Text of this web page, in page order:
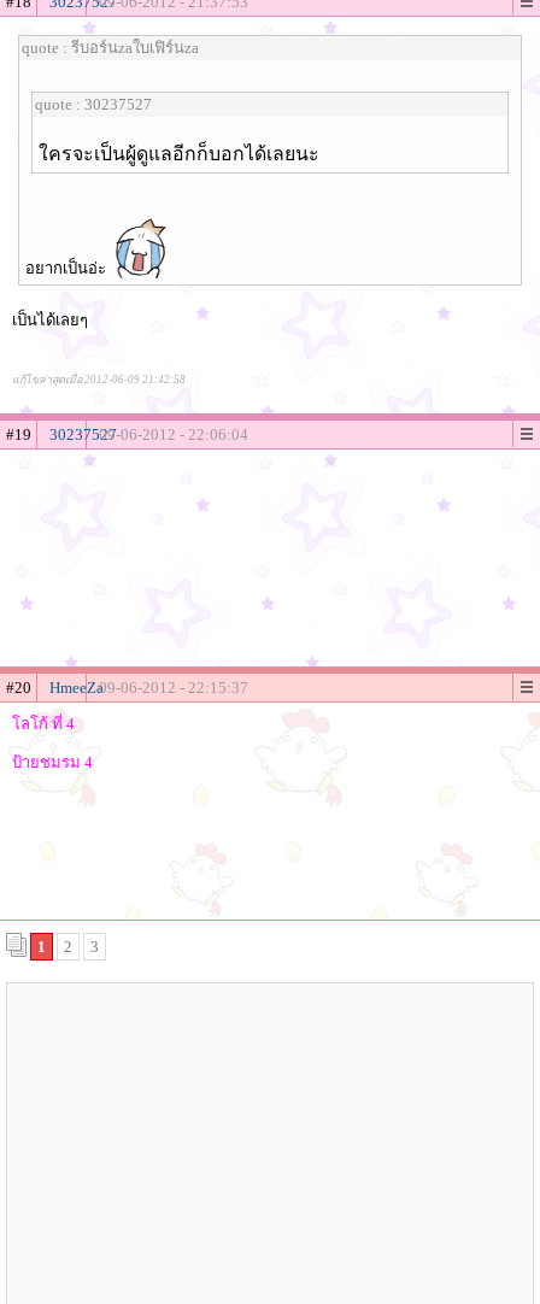
quote : รีบอร์นzaใบเฟิร์นza
quote : 30237527
ใครจะเป็นผู้ดูแลอีกก็บอกได้เลยนะ
อยากเป็นอ่ะ
เป็นได้เลยๆ
แก้ไขล่าสุดเมื่อ 2012-06-09 21:42:58
#19 3023752709-06-2012 - 22:06:04
#20 HmeeZa09-06-2012 - 22:15:37
โลโก้ ที่ 4
ป้ายชมรม 4
1 2 3